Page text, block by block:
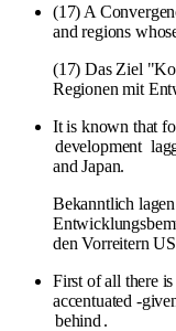
(17) A
and regions
(17) Das Ziel
Regionen mit
It is known that
development
and Japan.
Bekanntlich
den Vorreitern
First of all there
accentuated -
behind .